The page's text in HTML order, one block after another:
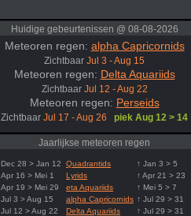
Huidige gebeurtenissen @ 08-08-2026
Meteoren regen: alpha Capricornids
Zichtbaar Jul 3 - Aug 15
Meteoren regen: Delta Aquariids
Zichtbaar Jul 12 - Aug 22
Meteoren regen: Perseids
Zichtbaar Jul 17 - Aug 26 piek Aug 12 > 14
Jaarlijkse meteoren regen
Dec 28 > Jan 12 Quadrantids
↑ Jan 3 > 5
Apr 16 > Mei 1
Lyrids
↑ Apr 21 > 23
Apr 19 > Mei 29
eta Aquariids
↑ Mei 5 > 7
Jul 3 > Aug 15
alpha Capricornids ↑ Jul 29 > 31
Jul 12 > Aug 22
Delta Aquariids
↑ Jul 29 > 31